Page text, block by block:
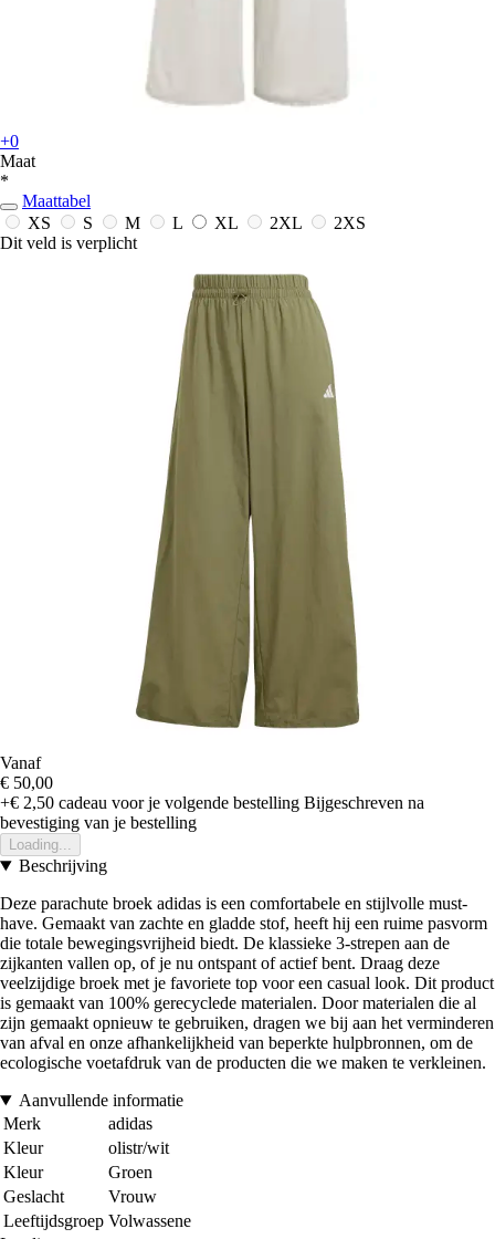
+0
Maat
*
Maattabel
XS
S M L XL 2XL
2XS
Dit veld is verplicht
Vanaf
€ 50,00
+€ 2,50 cadeau voor je volgende bestelling Bijgeschreven na
bevestiging van je bestelling
Loading...
Beschrijving
Deze parachute broek adidas is een comfortabele en stijlvolle must-
have. Gemaakt van zachte en gladde stof, heeft hij een ruime pasvorm
die totale bewegingsvrijheid biedt. De klassieke 3-strepen aan de
zijkanten vallen op, of je nu ontspant of actief bent. Draag deze
veelzijdige broek met je favoriete top voor een casual look. Dit product
is gemaakt van 100% gerecyclede materialen. Door materialen die al
zijn gemaakt opnieuw te gebruiken, dragen we bij aan het verminderen
van afval en onze afhankelijkheid van beperkte hulpbronnen, om de
ecologische voetafdruk van de producten die we maken te verkleinen.
Aanvullende informatie
Merk
adidas
Kleur
olistr/wit
Kleur
Groen
Geslacht
Vrouw
Leeftijdsgroep Volwassene